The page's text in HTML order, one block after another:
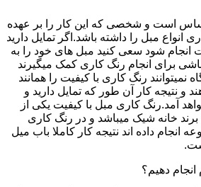
است و شخصی که این کار را بر عهده
انواع مبل را داشته باشد.اگر تمایل دارید
انجام شود سعی کنید مبل های خود را به
ناشی برای انجام رنگ کاری کمک میگیرند
نمیتوانند رنگ کاری با کیفیت را همانند
و نتیجه کار آن طور که تمایل دارید و
آمد.رنگ کاری مبل با کیفیت یکی از
خانه شیک میباشد و در رنگ کاری
انجام داده اند نتیجه کار کاملا باب میل
انجام دهیم؟